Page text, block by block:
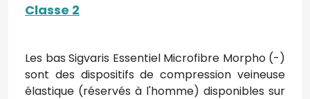
Classe 2
Les bas Sigvaris Essentiel Microfibre Morpho (-)
sont des dispositifs de compression veineuse
élastique (réservés à l'homme) disponibles sur